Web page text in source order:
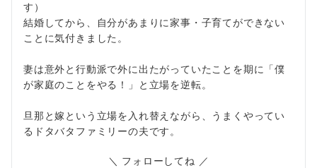
す）
結婚してから、自分があまりに家事・子育てができない
ことに気付きました。
妻は意外と行動派で外に出たがっていたことを期に「僕
が家庭のことをやる！」と立場を逆転。
旦那と嫁という立場を入れ替えながら、うまくやってい
るドタバタファミリーの夫です。
＼ フォローしてね ／